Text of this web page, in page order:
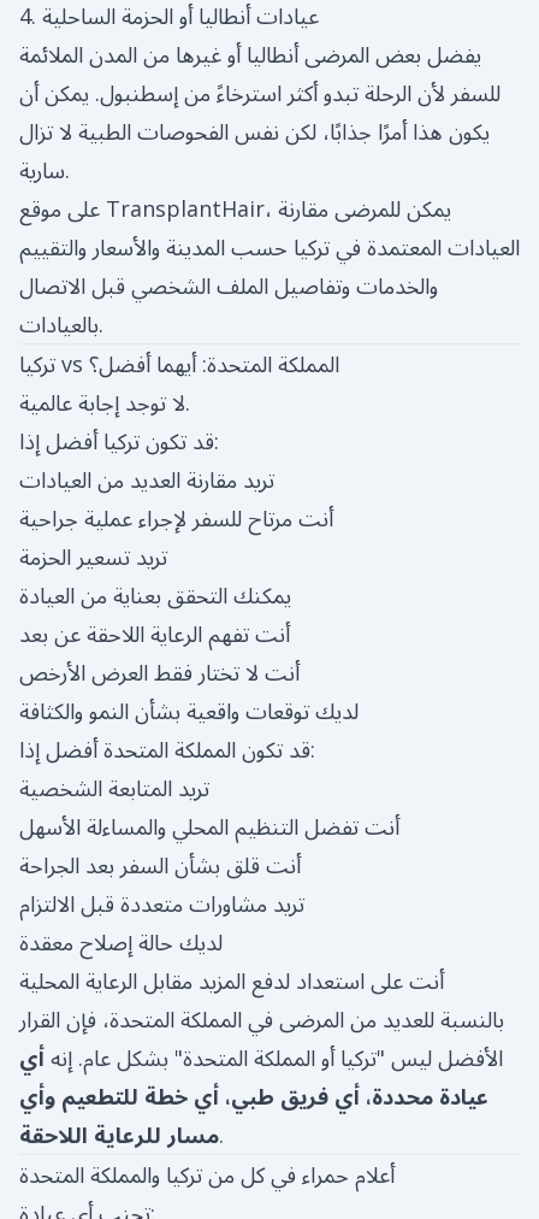
4. عيادات أنطاليا أو الحزمة الساحلية
يفضل بعض المرضى أنطاليا أو غيرها من المدن الملائمة
للسفر لأن الرحلة تبدو أكثر استرخاءً من إسطنبول. يمكن أن
يكون هذا أمرًا جذابًا، لكن نفس الفحوصات الطبية لا تزال
سارية.
على موقع TransplantHair، يمكن للمرضى مقارنة
العيادات المعتمدة في تركيا حسب المدينة والأسعار والتقييم
والخدمات وتفاصيل الملف الشخصي قبل الاتصال
بالعيادات.
تركيا vs المملكة المتحدة: أيهما أفضل؟
لا توجد إجابة عالمية.
قد تكون تركيا أفضل إذا:
تريد مقارنة العديد من العيادات
أنت مرتاح للسفر لإجراء عملية جراحية
تريد تسعير الحزمة
يمكنك التحقق بعناية من العيادة
أنت تفهم الرعاية اللاحقة عن بعد
أنت لا تختار فقط العرض الأرخص
لديك توقعات واقعية بشأن النمو والكثافة
قد تكون المملكة المتحدة أفضل إذا:
تريد المتابعة الشخصية
أنت تفضل التنظيم المحلي والمساءلة الأسهل
أنت قلق بشأن السفر بعد الجراحة
تريد مشاورات متعددة قبل الالتزام
لديك حالة إصلاح معقدة
أنت على استعداد لدفع المزيد مقابل الرعاية المحلية
بالنسبة للعديد من المرضى في المملكة المتحدة، فإن القرار
الأفضل ليس "تركيا أو المملكة المتحدة" بشكل عام. إنه أي
عيادة محددة، أي فريق طبي، أي خطة للتطعيم وأي
مسار للرعاية اللاحقة.
أعلام حمراء في كل من تركيا والمملكة المتحدة
تجنب أي عيادة: